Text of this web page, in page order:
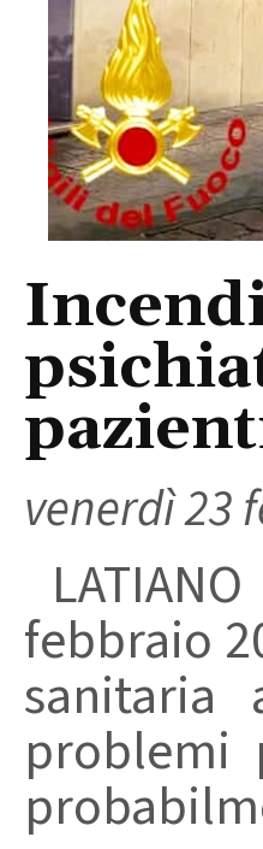
venerdì 23
febbraio
sanitaria
problemi